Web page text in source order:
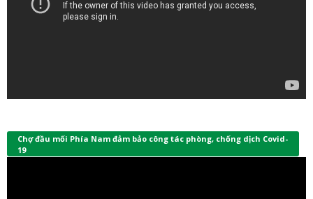
Chợ đầu mối Phía Nam đảm bảo công tác phòng, chống dịch Covid-
19